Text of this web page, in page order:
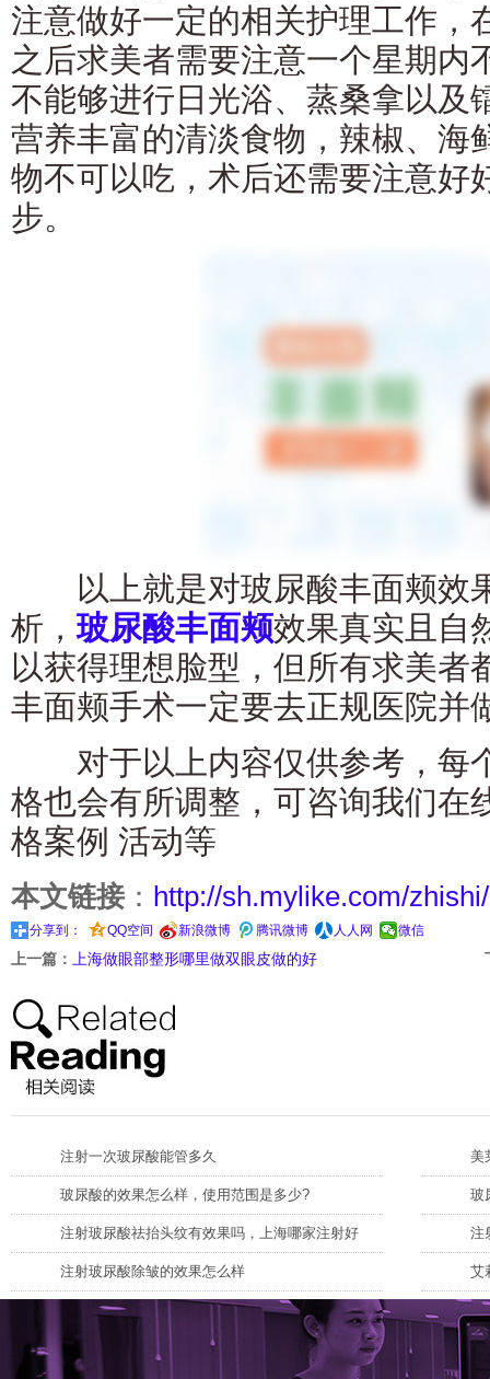
注意做好一定的相关护理工作，
之后求美者需要注意一个星期内
不能够进行日光浴、蒸桑拿以及
营养丰富的清淡食物，辣椒、海
物不可以吃，术后还需要注意好
步。
以上就是对玻尿酸丰面颊效
析，玻尿酸丰面颊效果真实且自
以获得理想脸型，但所有求美者
丰面颊手术一定要去正规医院并
对于以上内容仅供参考，每
格也会有所调整，可咨询我们在
格案例 活动等
本文链接： http://sh.mylike.com/
分享到： QQ空间 新浪微博 腾讯微博 人人网 微信
上一篇： 上海做眼部整形哪里做双眼皮做的好
注射一次玻尿酸能管多久 美
玻尿酸的效果怎么样，使用范围是多少? 玻
注射玻尿酸祛抬头纹有效果吗，上海哪家注射好 注
注射玻尿酸除皱的效果怎么样 艾